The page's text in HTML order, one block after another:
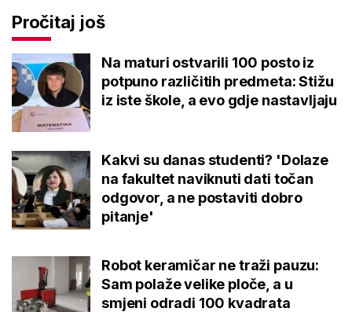
Pročitaj još
Na maturi ostvarili 100 posto iz
potpuno različitih predmeta: Stižu
iz iste škole, a evo gdje nastavljaju
Kakvi su danas studenti? 'Dolaze
na fakultet naviknuti dati točan
odgovor, a ne postaviti dobro
pitanje'
Robot keramičar ne traži pauzu:
Sam polaže velike ploče, a u
smjeni odradi 100 kvadrata